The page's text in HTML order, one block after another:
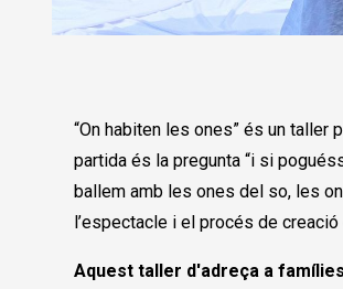
“On habiten les ones” és un taller
partida és la pregunta “i si
ballem amb les ones del so, les
l’espectacle i el procés de creació
Aquest taller d'adreça a